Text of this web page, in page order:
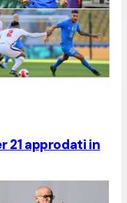
21 approdati in